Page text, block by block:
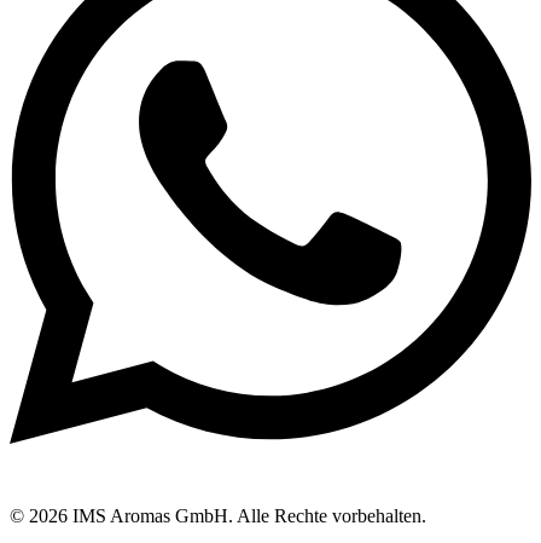
© 2026 IMS Aromas GmbH. Alle Rechte vorbehalten.